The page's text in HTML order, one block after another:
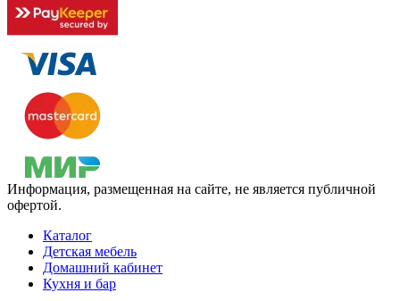
Информация, размещенная на сайте, не является публичной
офертой.
Каталог
Детская мебель
Домашний кабинет
Кухня и бар